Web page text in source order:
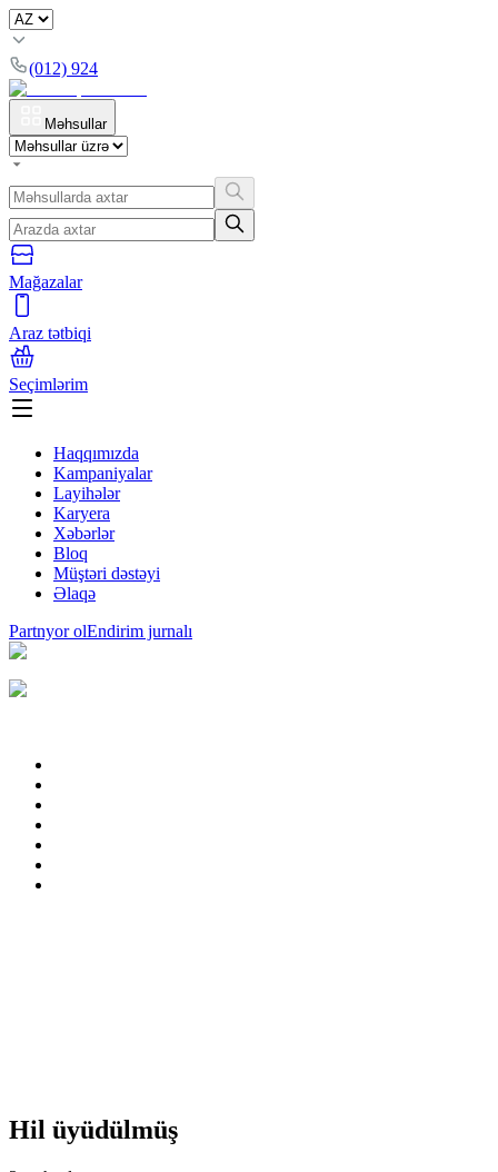
(012) 924
Məhsullar
Mağazalar
Araz tətbiqi
Seçimlərim
Haqqımızda
Kampaniyalar
Layihələr
Karyera
Xəbərlər
Bloq
Müştəri dəstəyi
Əlaqə
Partnyor olEndirim jurnalı
Hil üyüdülmüş